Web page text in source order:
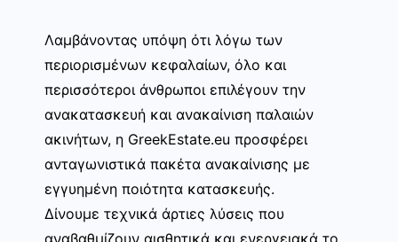
Λαμβάνοντας υπόψη ότι λόγω των
περιορισμένων κεφαλαίων, όλο και
περισσότεροι άνθρωποι επιλέγουν την
ανακατασκευή και ανακαίνιση παλαιών
ακινήτων, η GreekEstate.eu προσφέρει
ανταγωνιστικά πακέτα ανακαίνισης με
εγγυημένη ποιότητα κατασκευής.
Δίνουμε τεχνικά άρτιες λύσεις που
αναβαθμίζουν αισθητικά και ενεργειακά το